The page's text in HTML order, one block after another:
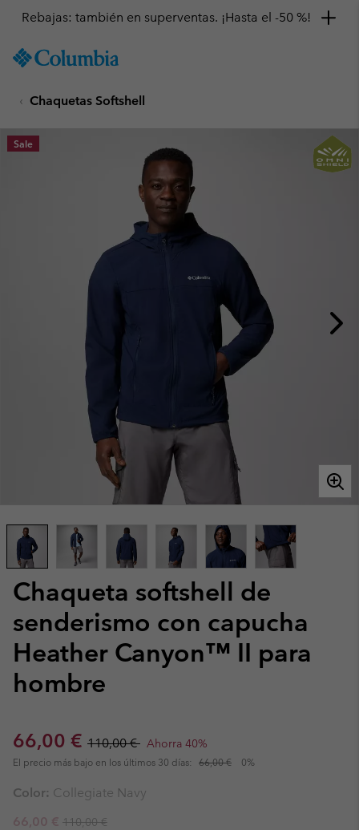
TO
SKIP
MAIN
NAV
Rebajas: también en superventas. ¡Hasta el -50 %!
Chaquetas Softshell
Chaqueta softshell de
senderismo con capucha
Heather Canyon™ II para
hombre
Sale price:
66,00 € Regular price:
110,00 € Ahorra 40%
El precio más bajo en los últimos 30 días: 66,00 € 0%
Sale
Color: Collegiate Navy
Sale price:
66,00 € Regular price:
110,00 €